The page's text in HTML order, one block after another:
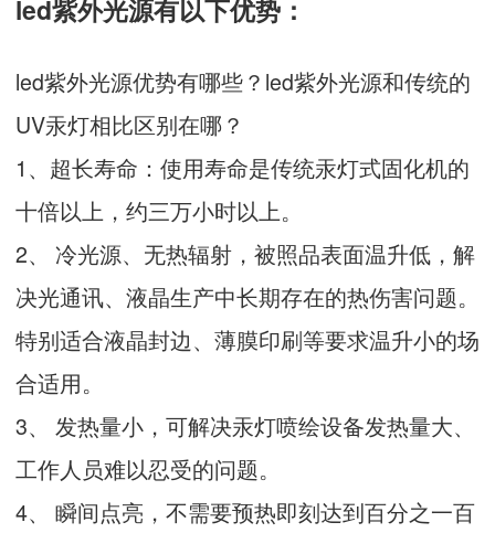
led紫外光源有以下优势：
led紫外光源优势有哪些？led紫外光源和传统的
UV汞灯相比区别在哪？
1、超长寿命：使用寿命是传统汞灯式固化机的
十倍以上，约三万小时以上。
2、 冷光源、无热辐射，被照品表面温升低，解
决光通讯、液晶生产中长期存在的热伤害问题。
特别适合液晶封边、薄膜印刷等要求温升小的场
合适用。
3、 发热量小，可解决汞灯喷绘设备发热量大、
工作人员难以忍受的问题。
4、 瞬间点亮，不需要预热即刻达到百分之一百